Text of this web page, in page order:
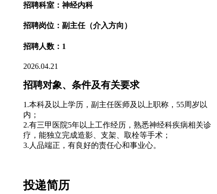
招聘科室：神经内科
招聘岗位：副主任（介入方向）
招聘人数：1
2026.04.21
招聘对象、条件及有关要求
1.本科及以上学历，副主任医师及以上职称，55周岁以
内；
2.有三甲医院5年以上工作经历，熟悉神经科疾病相关诊
疗，能独立完成造影、支架、取栓等手术；
3.人品端正，有良好的责任心和事业心。
投递简历